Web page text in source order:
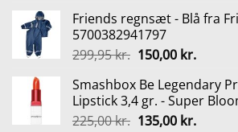
pris
var:
340,00 kr..
pris
289,00
Friends regnsæt - Blå fra
5700382941797
299,95kr. Den
pris
var:
299,95 kr..
150,00 kr.Den
pris
er:
150,00
Smashbox Be Legendary
Lipstick 3,4 gr. - Super
225,00kr. Den
135,00 kr.Den